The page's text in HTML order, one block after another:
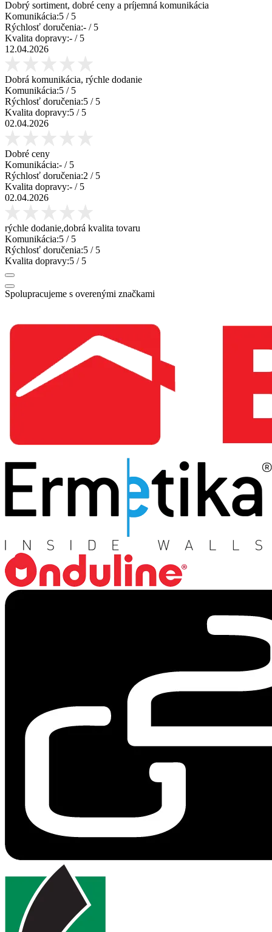
Dobrý sortiment, dobré ceny a príjemná komunikácia
Komunikácia:5 / 5
Rýchlosť doručenia:- / 5
Kvalita dopravy:- / 5
12.04.2026
Dobrá komunikácia, rýchle dodanie
Komunikácia:5 / 5
Rýchlosť doručenia:5 / 5
Kvalita dopravy:5 / 5
02.04.2026
Dobré ceny
Komunikácia:- / 5
Rýchlosť doručenia:2 / 5
Kvalita dopravy:- / 5
02.04.2026
rýchle dodanie,dobrá kvalita tovaru
Komunikácia:5 / 5
Rýchlosť doručenia:5 / 5
Kvalita dopravy:5 / 5
Spolupracujeme s overenými značkami